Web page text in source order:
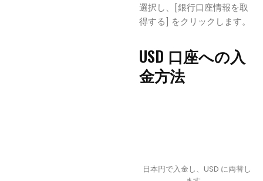
選択し、[銀行口座情報を取
得する] をクリックします。
USD 口座への入
金方法
日本円で入金し、USD に両替し